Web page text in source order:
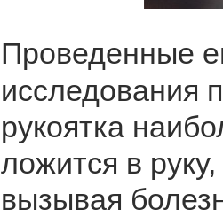
Проведенные
исследования
рукоятка
ложится в
вызывая